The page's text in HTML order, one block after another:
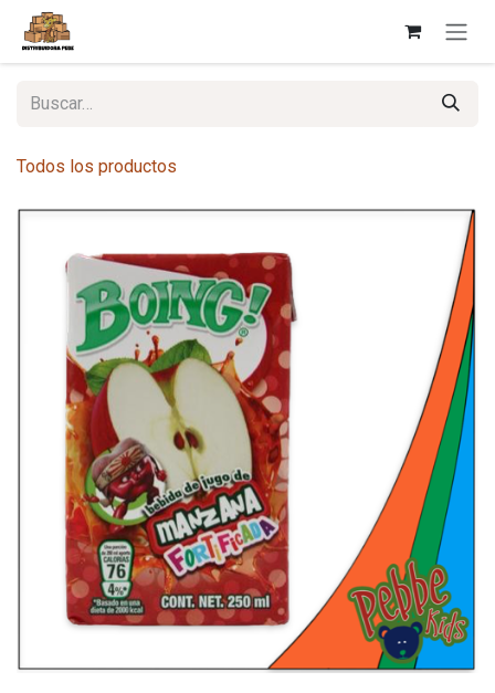
Ir al contenido
Todos los productos